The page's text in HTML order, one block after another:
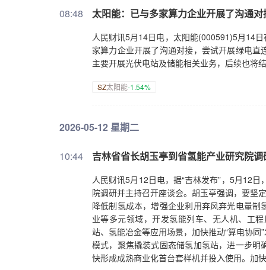
08:48 太阳能：已与多家算力企业开展了沟通
人民财讯5月14日电，太阳能(000591)5月14
家算力企业开展了沟通对接，尝试开展绿电
主要开展光伏电站及储能相关业务，后续也将
SZ太阳能-1.54%
2026-05-12 星期二
10:44 吉林省省长胡玉亭到省氢能产业研究院调
人民财讯5月12日电，据“吉林发布”，5月12
院调研并主持召开座谈会。胡玉亭强调，要坚
降低制氢成本，增强企业利用弃风弃光电量
业等多元领域，开发氢能列车、无人机、工
站、氢能冶金等应用场景，加快推动“算电协
模式，聚焦撬装式固态储氢加氢站，进一步
快形成成熟商业化首台套样机并投入使用。加